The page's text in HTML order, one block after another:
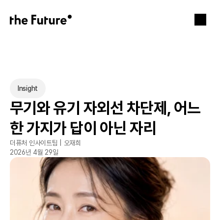
Insight
무기와 유기 자외선 차단제, 어느
한 가지가 답이 아닌 자리
더퓨처 인사이트팀 | 오재희
2026년 4월 29일